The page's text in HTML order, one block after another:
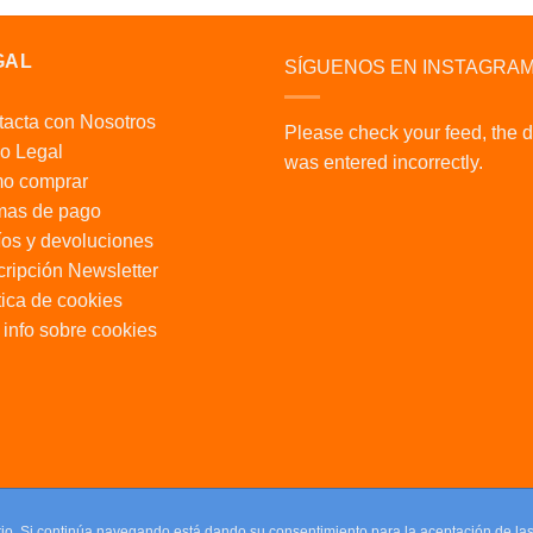
con Nosotros
Legal
comprar
de pago
y devoluciones
Newsletter
de cookies
info sobre cookies
SÍGUENOS EN INSTAGRAM
Please check your feed, the
was entered incorrectly.